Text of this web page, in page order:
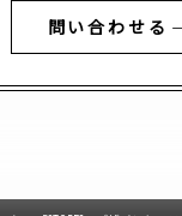
問い合わせる